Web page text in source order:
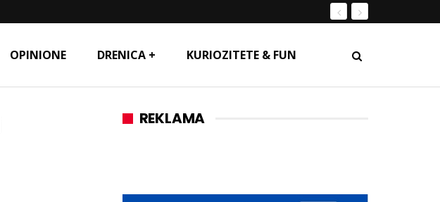
OPINIONE DRENICA + KURIOZITETE & FUN
REKLAMA